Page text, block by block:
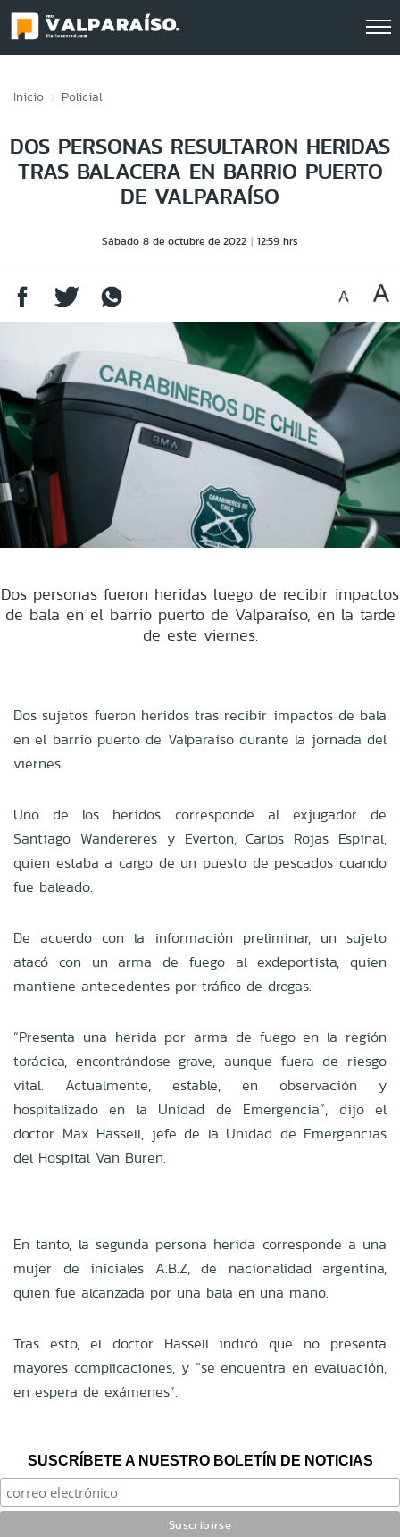
Inicio Policial
DOS PERSONAS RESULTARON HERIDAS
TRAS BALACERA EN BARRIO PUERTO
DE VALPARAÍSO
Sábado 8 de octubre de 2022 12:59 hrs
Dos personas fueron heridas luego de recibir impactos
de bala en el barrio puerto de Valparaíso, en la tarde
de este viernes.
Dos sujetos fueron heridos tras recibir impactos de bala
en el barrio puerto de Valparaíso durante la jornada del
viernes.
Uno de los heridos corresponde al exjugador de
Santiago Wandereres y Everton, Carlos Rojas Espinal,
quien estaba a cargo de un puesto de pescados cuando
fue baleado.
De acuerdo con la información preliminar, un sujeto
atacó con un arma de fuego al exdeportista, quien
mantiene antecedentes por tráfico de drogas.
“Presenta una herida por arma de fuego en la región
torácica, encontrándose grave, aunque fuera de riesgo
vital. Actualmente, estable, en observación y
hospitalizado en la Unidad de Emergencia”, dijo el
doctor Max Hassell, jefe de la Unidad de Emergencias
del Hospital Van Buren.
En tanto, la segunda persona herida corresponde a una
mujer de iniciales A.B.Z, de nacionalidad argentina,
quien fue alcanzada por una bala en una mano.
Tras esto, el doctor Hassell indicó que no presenta
mayores complicaciones, y “se encuentra en evaluación,
en espera de exámenes”.
SUSCRÍBETE A NUESTRO BOLETÍN DE NOTICIAS